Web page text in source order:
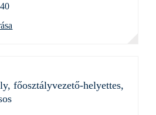
főosztályvezető-helyettes,